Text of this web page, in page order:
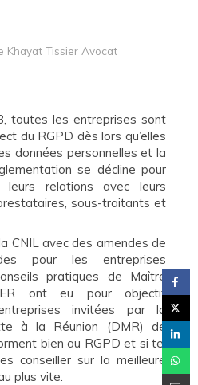
Khayat Tissier Avocat
toutes les entreprises sont
du RGPD dès lors qu’elles
données personnelles et la
se décline pour
relations avec leurs
sous-traitants et
CNIL avec des amendes de
pour les entreprises
pratiques de Maître
ont eu pour objectif
invitées par la
à la Réunion (DMR) de
bien au RGPD et si tel
conseiller sur la meilleure
plus vite.